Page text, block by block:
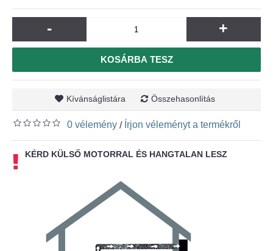
- +
KOSÁRBA TESZ
Kívánságlistára Összehasonlítás
0 vélemény / Írjon véleményt a termékről
KÉRD KÜLSŐ MOTORRAL ÉS HANGTALAN LESZ